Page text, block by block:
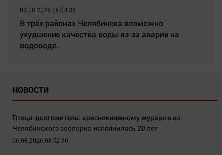
03.08.2026 06:04:39
В трёх районах Челябинска возможно
ухудшение качества воды из-за аварии на
водоводе.
НОВОСТИ
Птица-долгожитель: краснокнижному журавлю из
Челябинского зоопарка исполнилось 20 лет
06.08.2026 08:52:30